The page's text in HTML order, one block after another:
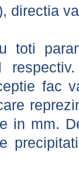
directia
toti
fac
in mm.